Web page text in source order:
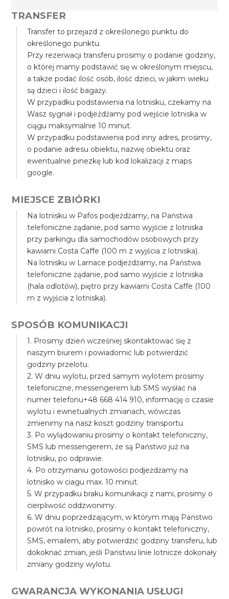
TRANSFER
Transfer to przejazd z określonego punktu do
określonego punktu.
Przy rezerwacji transferu prosimy o podanie godziny,
o której mamy podstawić się w określonym miejscu,
a także podać ilość osób, ilość dzieci, w jakim wieku
są dzieci i ilość bagaży.
W przypadku podstawienia na lotnisku, czekamy na
Wasz sygnał i podjeżdżamy pod wejście lotniska w
ciągu maksymalnie 10 minut.
W przypadku podstawienia pod inny adres, prosimy,
o podanie adresu obiektu, nazwę obiektu oraz
ewentualnie pinezkę lub kod lokalizacji z maps
google.
MIEJSCE ZBIÓRKI
Na lotnisku w Pafos podjeżdżamy, na Państwa
telefoniczne żądanie, pod samo wyjście z lotniska
przy parkingu dla samochodów osobowych przy
kawiarni Costa Caffe (100 m z wyjścia z lotniska).
Na lotnisku w Larnace podjeżdżamy, na Państwa
telefoniczne żądanie, pod samo wyjście z lotniska
(hala odlotów), piętro przy kawiarni Costa Caffe (100
m z wyjścia z lotniska).
SPOSÓB KOMUNIKACJI
1. Prosimy dzień wcześniej skontaktować się z
naszym biurem i powiadomić lub potwierdzić
godziny przelotu.
2. W dniu wylotu, przed samym wylotem prosimy
telefoniczne, messengerem lub SMS wysłać na
numer telefonu+48 668 414 910, informację o czasie
wylotu i ewnetualnych zmianach, wówczas
zmienimy na nasz koszt godziny transportu.
3. Po wylądowaniu prosimy o kontakt telefoniczny,
SMS lub messengerem, że są Państwo już na
lotnisku, po odprawie.
4. Po otrzymaniu gotowości podjeżdżamy na
lotnisko w ciagu max. 10 minut.
5. W przypadku braku komunikacji z nami, prosimy o
cierpliwość oddzwonimy.
6. W dniu poprzedzającym, w którym mają Państwo
powrót na lotnisko, prosimy o kontakt telefoniczny,
SMS, emailem, aby potwierdzić godziny transferu, lub
dokoknać zmian, jeśli Państwu linie lotnicze dokonały
zmiany godziny wylotu.
GWARANCJA WYKONANIA USŁUGI